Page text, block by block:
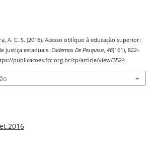
A. C. S. (2016). Acesso oblíquo à educação superior:
justiça estaduais. Cadernos De Pesquisa, 46(161), 822–
publicacoes.fcc.org.br/cp/article/view/3524